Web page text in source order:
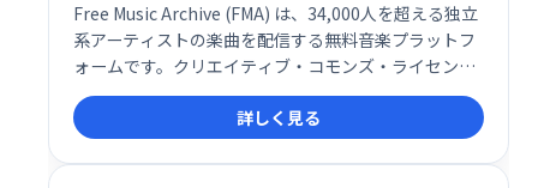
Free Music Archive (FMA) は、34,000人を超える独立
系アーティストの楽曲を配信する無料音楽プラットフ
ォームです。クリエイティブ・コモンズ・ライセンス
のもと、世界190ヶ国以上で利用可能。Tribe of Noise
が運営し、アーティストへの収益機会提供も目指して
います。高品質な音楽を自由に聴き、サポートできる
サービスです。
詳しく見る